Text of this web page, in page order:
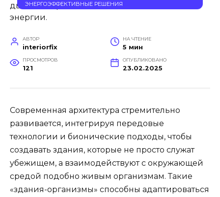
ЭНЕРГОЭФФЕКТИВНЫЕ РЕШЕНИЯ
АВТОР
interiorfix
НА ЧТЕНИЕ
5 мин
ПРОСМОТРОВ
121
ОПУБЛИКОВАНО
23.02.2025
Современная архитектура стремительно
развивается, интегрируя передовые
технологии и бионические подходы, чтобы
создавать здания, которые не просто служат
убежищем, а взаимодействуют с окружающей
средой подобно живым организмам. Такие
«здания-организмы» способны адаптироваться